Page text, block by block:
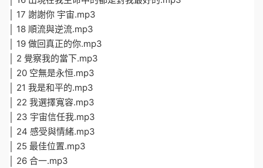
│ 17 謝謝你 宇宙.mp3
│ 18 順流與逆流.mp3
│ 19 做回真正的你.mp3
│ 2 覺察我的當下.mp3
│ 20 空無是永恒.mp3
│ 21 我是和平的.mp3
│ 22 我選擇寬容.mp3
│ 23 宇宙信任我.mp3
│ 24 感受與情緒.mp3
│ 25 最佳位置.mp3
│ 26 合一.mp3